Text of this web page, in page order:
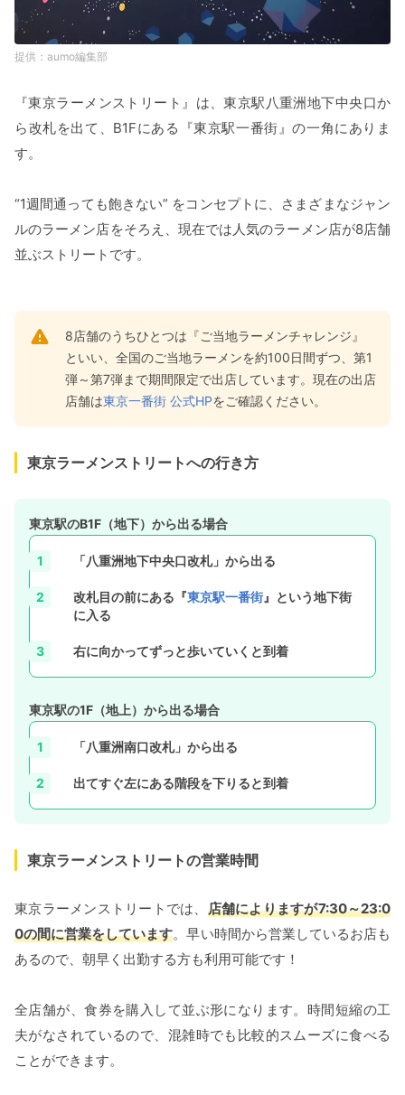
aumo編集部
『東京ラーメンストリート』は、東京駅八重洲地下中央口か
ら改札を出て、B1Fにある『東京駅一番街』の一角にありま
す。
“1週間通っても飽きない” をコンセプトに、さまざまなジャン
ルのラーメン店をそろえ、現在では人気のラーメン店が8店舗
並ぶストリートです。
8店舗のうちひとつは『ご当地ラーメンチャレンジ』
といい、全国のご当地ラーメンを約100日間ずつ、第1
弾～第7弾まで期間限定で出店しています。現在の出店
店舗は東京一番街 公式HPをご確認ください。
東京ラーメンストリートへの行き方
東京駅のB1F（地下）から出る場合
「八重洲地下中央口改札」から出る
改札目の前にある『東京駅一番街』という地下街
に入る
右に向かってずっと歩いていくと到着
東京駅の1F（地上）から出る場合
「八重洲南口改札」から出る
出てすぐ左にある階段を下りると到着
東京ラーメンストリートの営業時間
東京ラーメンストリートでは、 店舗によりますが7:30～23:0
0の間に営業をしています。早い時間から営業しているお店も
あるので、朝早く出勤する方も利用可能です！
全店舗が、食券を購入して並ぶ形になります。時間短縮の工
夫がなされているので、混雑時でも比較的スムーズに食べる
ことができます。